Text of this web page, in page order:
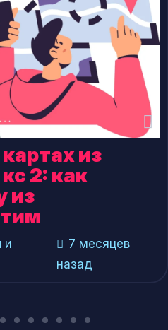
из
2: как
из
и
7 месяцев
назад